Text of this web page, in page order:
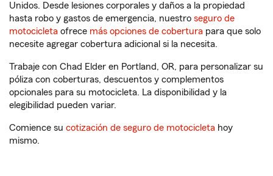
Unidos. Desde lesiones corporales y daños a la propiedad
hasta robo y gastos de emergencia, nuestro seguro de
motocicleta ofrece más opciones de cobertura para que solo
necesite agregar cobertura adicional si la necesita.
Trabaje con Chad Elder en Portland, OR, para personalizar su
póliza con coberturas, descuentos y complementos
opcionales para su motocicleta. La disponibilidad y la
elegibilidad pueden variar.
Comience su cotización de seguro de motocicleta hoy
mismo.